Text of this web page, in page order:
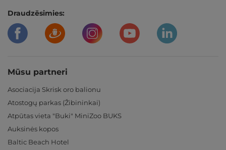
Draudzēsimies:
Mūsu partneri
Asociacija Skrisk oro balionu
Atostogų parkas (Žibininkai)
Atpūtas vieta "Buki" MiniZoo BUKS
Auksinės kopos
Baltic Beach Hotel